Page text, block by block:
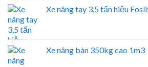
Xe nâng tay 3,5 tấn hiệu
Xe nâng bàn 350kg cao 1m3